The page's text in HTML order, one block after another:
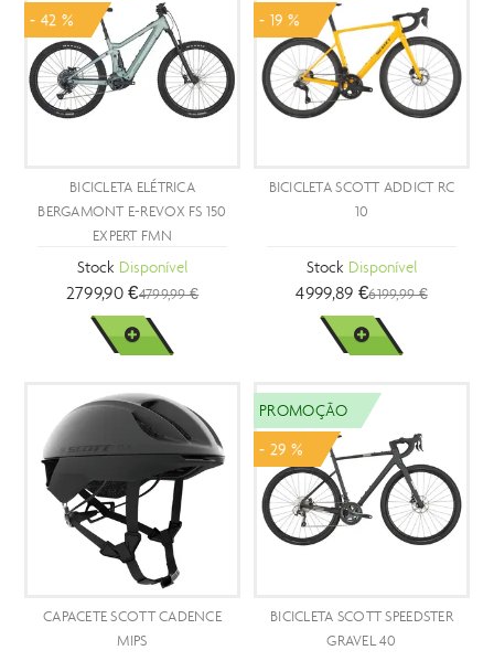
- 42 %
BICICLETA ELÉTRICA
BERGAMONT E-REVOX FS 150
EXPERT FMN
Stock Disponível
2799,90 €4799,99 €
VER MAIS
- 19 %
BICICLETA SCOTT ADDICT RC
Stock Disponível
4999,89 €6199,99 €
VER MAIS
CAPACETE SCOTT CADENCE
MIPS
PROMOÇÃO
- 29 %
BICICLETA SCOTT SPEEDSTER
GRAVEL 40